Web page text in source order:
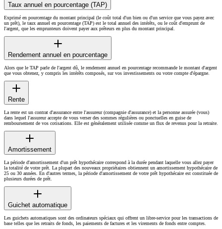
Taux annuel en pourcentage (TAP)
Exprimé en pourcentage du montant principal (le coût total d'un bien ou d'un service que vous payez avec
un prêt), le taux annuel en pourcentage (TAP) est le total annuel des intérêts, ou le coût d'emprunt de
l'argent, que les emprunteurs doivent payer aux prêteurs en plus du montant principal.
Rendement annuel en pourcentage
Alors que le TAP parle de l'argent dû, le rendement annuel en pourcentage recommande le montant d'argent
que vous obtenez, y compris les intérêts composés, sur vos investissements ou votre compte d'épargne.
Rente
La rente est un contrat d'assurance entre l'assureur (compagnie d'assurance) et la personne assurée (vous)
dans lequel l'assureur accepte de vous verser des sommes régulières ou ponctuelles en guise de
remboursement de vos cotisations. Elle est généralement utilisée comme un flux de revenus pour la retraite.
Amortissement
La période d'amortissement d'un prêt hypothécaire correspond à la durée pendant laquelle vous allez payer
la totalité de votre prêt. La plupart des nouveaux propriétaires obtiennent un amortissement hypothécaire de
25 ou 30 années. En d'autres termes, la période d'amortissement de votre prêt hypothécaire est constituée de
plusieurs durées de prêt.
Guichet automatique
Les guichets automatiques sont des ordinateurs spéciaux qui offrent un libre-service pour les transactions de
base telles que les retraits de fonds, les paiements de factures et les virements de fonds entre comptes.